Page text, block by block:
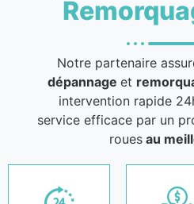
Notre partenaire
dépannageet
intervention rapide
service efficace par un
roues au